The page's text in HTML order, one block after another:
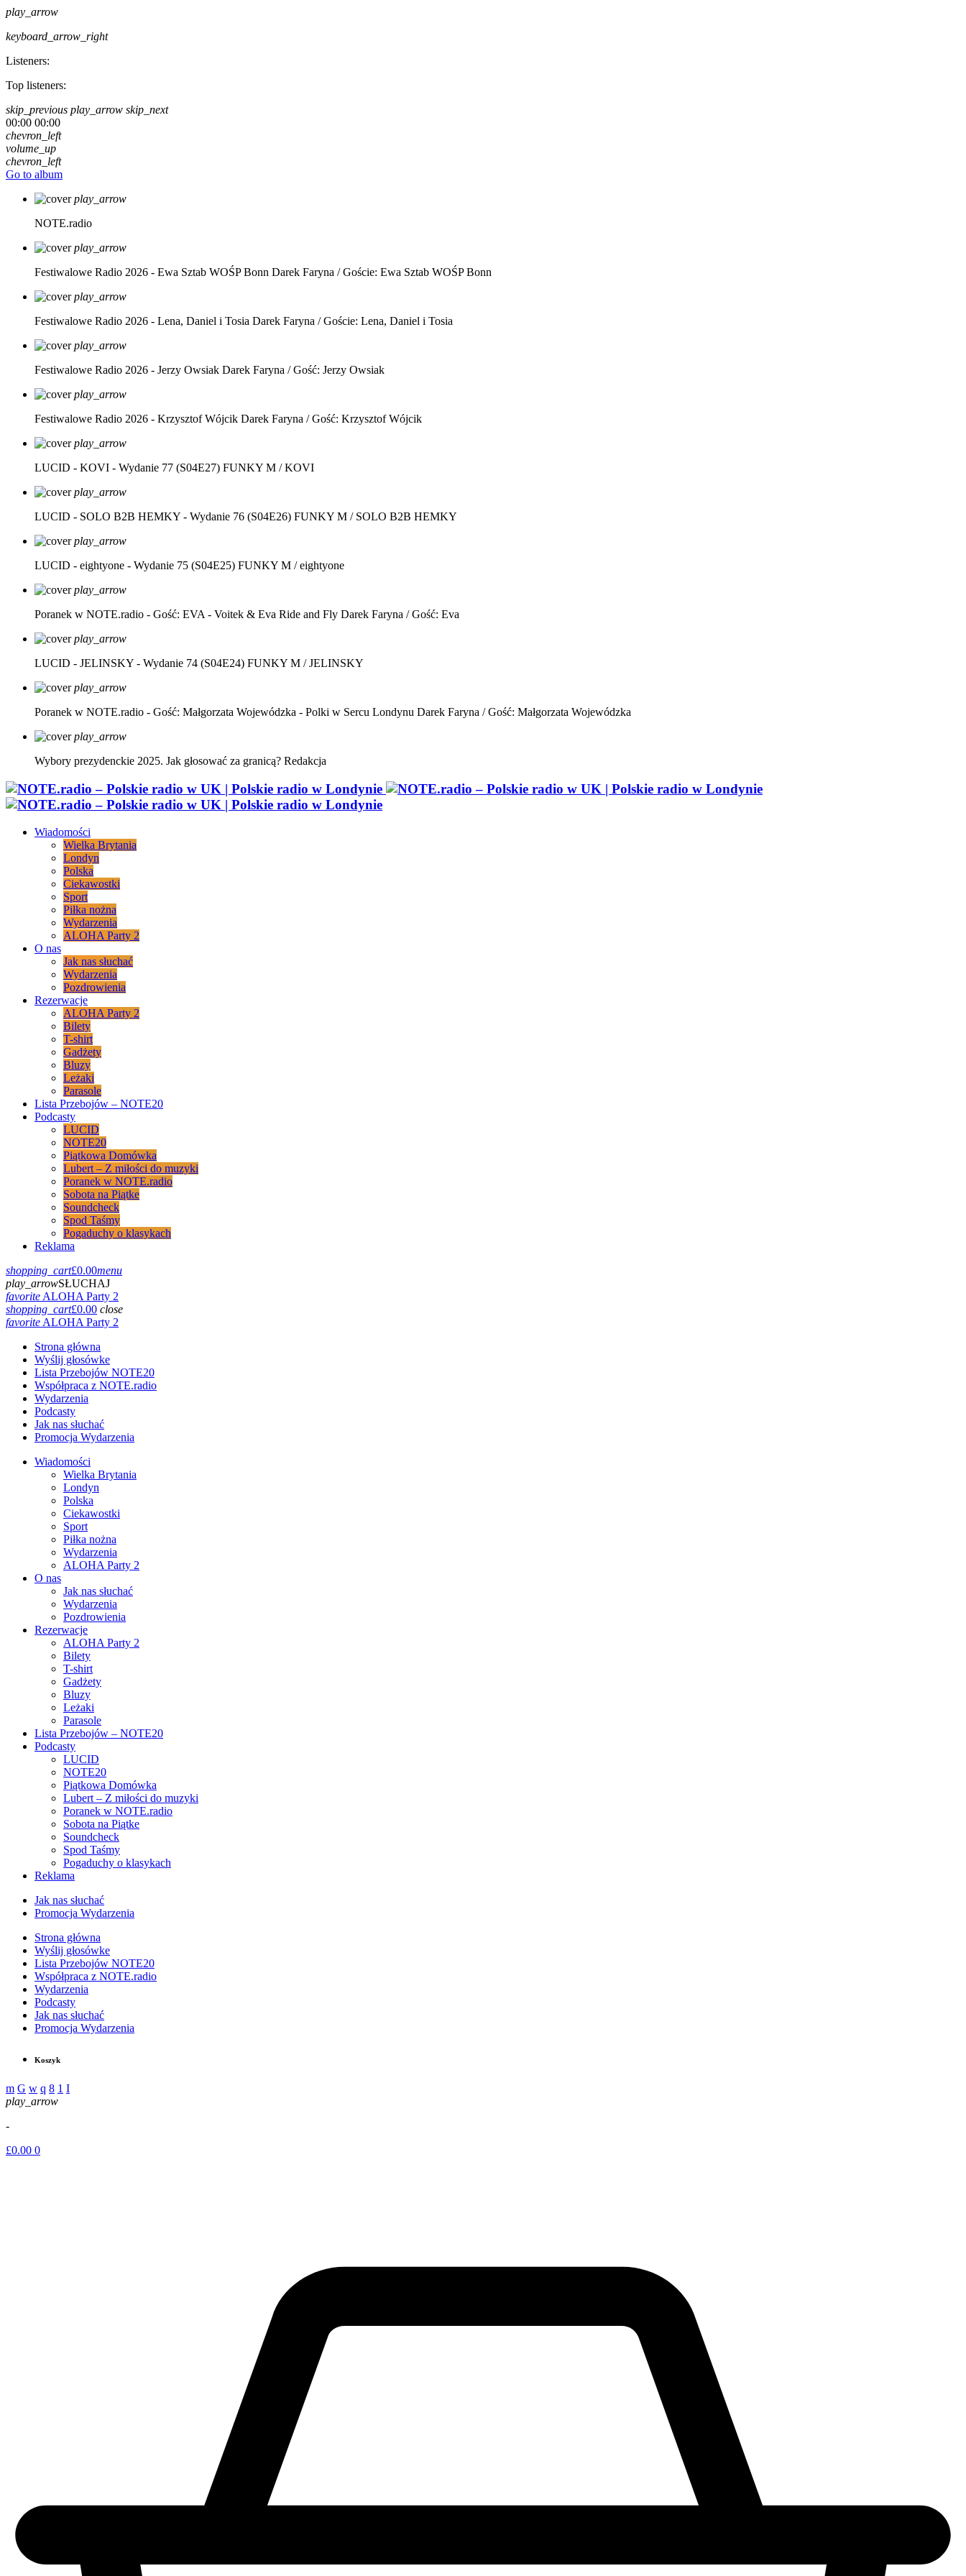
play_arrow
keyboard_arrow_right
Listeners:
Top listeners:
skip_previous play_arrow skip_next
00:00 00:00
chevron_left
volume_up
chevron_left
Go to album
play_arrow
NOTE.radio
play_arrow
Festiwalowe Radio 2026 - Ewa Sztab WOŚP Bonn Darek Faryna / Goście: Ewa Sztab WOŚP Bonn
play_arrow
Festiwalowe Radio 2026 - Lena, Daniel i Tosia Darek Faryna / Goście: Lena, Daniel i Tosia
play_arrow
Festiwalowe Radio 2026 - Jerzy Owsiak Darek Faryna / Gość: Jerzy Owsiak
play_arrow
Festiwalowe Radio 2026 - Krzysztof Wójcik Darek Faryna / Gość: Krzysztof Wójcik
play_arrow
LUCID - KOVI - Wydanie 77 (S04E27) FUNKY M / KOVI
play_arrow
LUCID - SOLO B2B HEMKY - Wydanie 76 (S04E26) FUNKY M / SOLO B2B HEMKY
play_arrow
LUCID - eightyone - Wydanie 75 (S04E25) FUNKY M / eightyone
play_arrow
Poranek w NOTE.radio - Gość: EVA - Voitek & Eva Ride and Fly Darek Faryna / Gość: Eva
play_arrow
LUCID - JELINSKY - Wydanie 74 (S04E24) FUNKY M / JELINSKY
play_arrow
Poranek w NOTE.radio - Gość: Małgorzata Wojewódzka - Polki w Sercu Londynu Darek Faryna / Gość: Małgorzata Wojewódzka
play_arrow
Wybory prezydenckie 2025. Jak głosować za granicą? Redakcja
Wiadomości
Wielka Brytania
Londyn
Polska
Ciekawostki
Sport
Piłka nożna
Wydarzenia
ALOHA Party 2
O nas
Jak nas słuchać
Wydarzenia
Pozdrowienia
Rezerwacje
ALOHA Party 2
Bilety
T-shirt
Gadżety
Bluzy
Leżaki
Parasole
Lista Przebojów – NOTE20
Podcasty
LUCID
NOTE20
Piątkowa Domówka
Lubert – Z miłości do muzyki
Poranek w NOTE.radio
Sobota na Piątke
Soundcheck
Spod Taśmy
Pogaduchy o klasykach
Reklama
shopping_cart£0.00menu
play_arrowSŁUCHAJ
favoriteALOHA Party 2
shopping_cart£0.00 close
favoriteALOHA Party 2
Strona główna
Wyślij głosówke
Lista Przebojów NOTE20
Współpraca z NOTE.radio
Wydarzenia
Podcasty
Jak nas słuchać
Promocja Wydarzenia
Wiadomości
Wielka Brytania
Londyn
Polska
Ciekawostki
Sport
Piłka nożna
Wydarzenia
ALOHA Party 2
O nas
Jak nas słuchać
Wydarzenia
Pozdrowienia
Rezerwacje
ALOHA Party 2
Bilety
T-shirt
Gadżety
Bluzy
Leżaki
Parasole
Lista Przebojów – NOTE20
Podcasty
LUCID
NOTE20
Piątkowa Domówka
Lubert – Z miłości do muzyki
Poranek w NOTE.radio
Sobota na Piątke
Soundcheck
Spod Taśmy
Pogaduchy o klasykach
Reklama
Jak nas słuchać
Promocja Wydarzenia
Strona główna
Wyślij głosówke
Lista Przebojów NOTE20
Współpraca z NOTE.radio
Wydarzenia
Podcasty
Jak nas słuchać
Promocja Wydarzenia
Koszyk
play_arrow
-
£0.00 0